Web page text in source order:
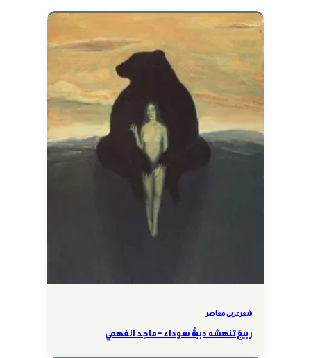
شعر عربي معاصر
ربيعٌ تنهشه دببةٌ سوداء – ماجد الفهمي